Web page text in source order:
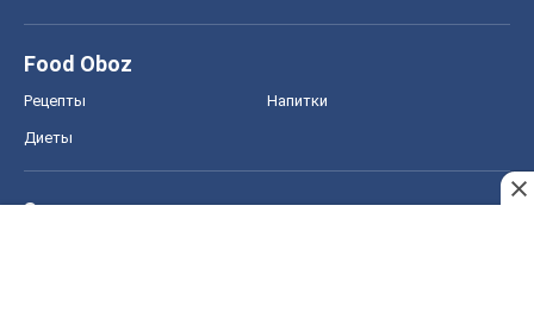
Food Oboz
Рецепты Напитки
Диеты
Экономика